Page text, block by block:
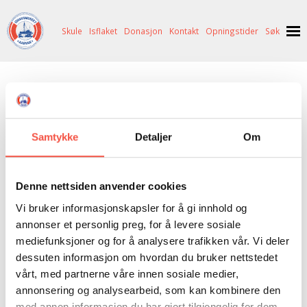
Samtykke Detaljer Om
Denne nettsiden anvender cookies
Vi bruker informasjonskapsler for å gi innhold og
annonser et personlig preg, for å levere sosiale
mediefunksjoner og for å analysere trafikken vår. Vi deler
dessuten informasjon om hvordan du bruker nettstedet
vårt, med partnerne våre innen sosiale medier,
annonsering og analysearbeid, som kan kombinere den
OM OSS
BESØK OSS
BILDE FRÅ MUSEET
UTSTILLINGAR
ISHAVSSKUTA AARVAK
OVERVINTRINGSFANGST PÅ NORDAUST-GRØNLAND
RAGNAR THORSETH – LEVD LIV
ARRANGEMENT
HISTORIKK
HISTORIE
FORTELLINGAR
SVALBARD
NORDØST-GRØNLAND
PETER S. BRANDAL
NETTBUTIKK
SKUTEKATALOG
ARRANGEMENT
SKULE
Skule Isflaket Donasjon Kontakt Opningstider Søk
GÅ TIL KASSE >
Caps, Crew
Caps, Crew
Regulerbar størrelse, caps av god kvalitet